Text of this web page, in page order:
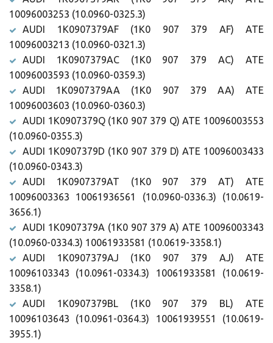
10096003253 (10.0960-0325.3)
AUDI 1K0907379AF (1K0 907 379 AF) ATE
10096003213 (10.0960-0321.3)
AUDI 1K0907379AC (1K0 907 379 AC) ATE
10096003593 (10.0960-0359.3)
AUDI 1K0907379AA (1K0 907 379 AA) ATE
10096003603 (10.0960-0360.3)
AUDI 1K0907379Q (1K0 907 379 Q) ATE 10096003553
(10.0960-0355.3)
AUDI 1K0907379D (1K0 907 379 D) ATE 10096003433
(10.0960-0343.3)
AUDI 1K0907379AT (1K0 907 379 AT) ATE
10096003363 10061936561 (10.0960-0336.3) (10.0619-
3656.1)
AUDI 1K0907379A (1K0 907 379 A) ATE 10096003343
(10.0960-0334.3) 10061933581 (10.0619-3358.1)
AUDI 1K0907379AJ (1K0 907 379 AJ) ATE
10096103343 (10.0961-0334.3) 10061933581 (10.0619-
3358.1)
AUDI 1K0907379BL (1K0 907 379 BL) ATE
10096103643 (10.0961-0364.3) 10061939551 (10.0619-
3955.1)